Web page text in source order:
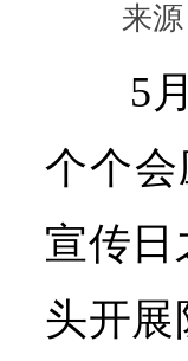
来
5
个个
宣传日
头开展